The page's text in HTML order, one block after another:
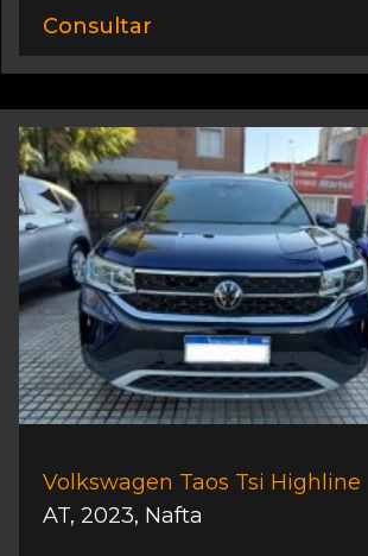
Consultar
Volkswagen Taos Tsi Highline
AT, 2023, Nafta